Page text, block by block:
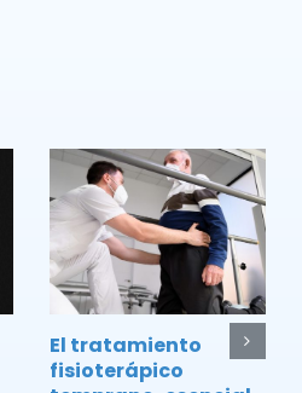
El tratamiento
fisioterápico